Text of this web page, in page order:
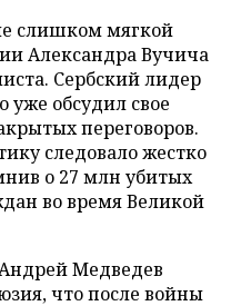
слишком мягкой
Александра Вучича
Сербский лидер
обсудил свое
переговоров.
следовало жестко
о 27 млн убитых
во время Великой
Медведев
что после войны